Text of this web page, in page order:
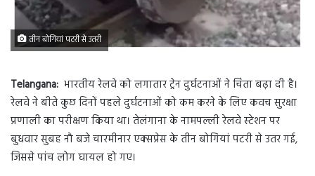
तीन बोगियां पटरी से उतरी
Telangana: भारतीय रेलवे को लगातार ट्रेन दुर्घटनाओं ने चिंता बढ़ा दी है।
रेलवे ने बीते कुछ दिनों पहले दुर्घटनाओं को कम करने के लिए कवच सुरक्षा
प्रणाली का परीक्षण किया था। तेलंगाना के नामपल्ली रेलवे स्टेशन पर
बुधवार सुबह नौ बजे चारमीनार एक्सप्रेस के तीन बोगियां पटरी से उतर गई,
जिससे पांच लोग घायल हो गए।